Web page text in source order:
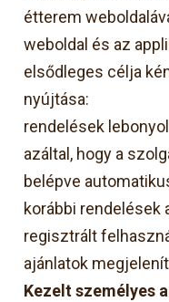
étterem
weboldal és az
elsődleges célja
nyújtása:
rendelések
azáltal, hogy a
belépve
korábbi rendelések
regisztrált
ajánlatok
Kezelt személyes